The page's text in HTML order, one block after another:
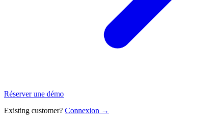
Réserver une démo
Existing customer? Connexion →